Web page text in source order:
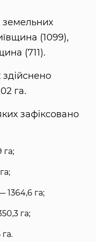
(1099),
(711).
га.
зафіксовано
га;
1364,6 га;
га;